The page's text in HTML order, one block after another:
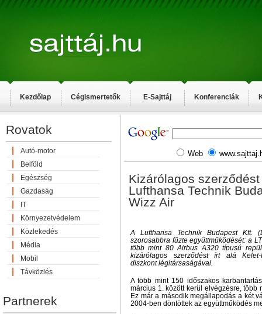
Kezdőlap Cégismertetők E-Sajttáj Konferenciák
Rovatok
Autó-motor
Belföld
Egészség
Gazdaság
IT
Környezetvédelem
Közlekedés
Média
Mobil
Távközlés
Partnerek
Web
Kizárólagos
Lufthansa Technik
Wizz Air
A Lufthansa Technik Budapest
szorosabbra fűzte együttműködését: a
több mint 80 Airbus A320 típusú
kizárólagos szerződést írt alá Kelet-
diszkont légitársaságával.
A több mint 150 időszakos
március 1. között kerül elvégzésre, több
Ez már a második megállapodás a két
2004-ben döntöttek az együttműködés